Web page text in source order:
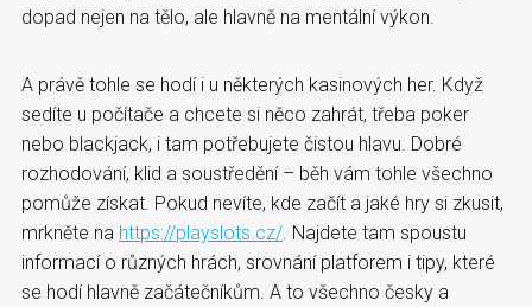
dopad nejen na tělo, ale hlavně na mentální výkon.
A právě tohle se hodí i u některých kasinových her. Když
sedíte u počítače a chcete si něco zahrát, třeba poker
nebo blackjack, i tam potřebujete čistou hlavu. Dobré
rozhodování, klid a soustředění – běh vám tohle všechno
pomůže získat. Pokud nevíte, kde začít a jaké hry si zkusit,
mrkněte na https://playslots.cz/ . Najdete tam spoustu
informací o různých hrách, srovnání platforem i tipy, které
se hodí hlavně začátečníkům. A to všechno česky a